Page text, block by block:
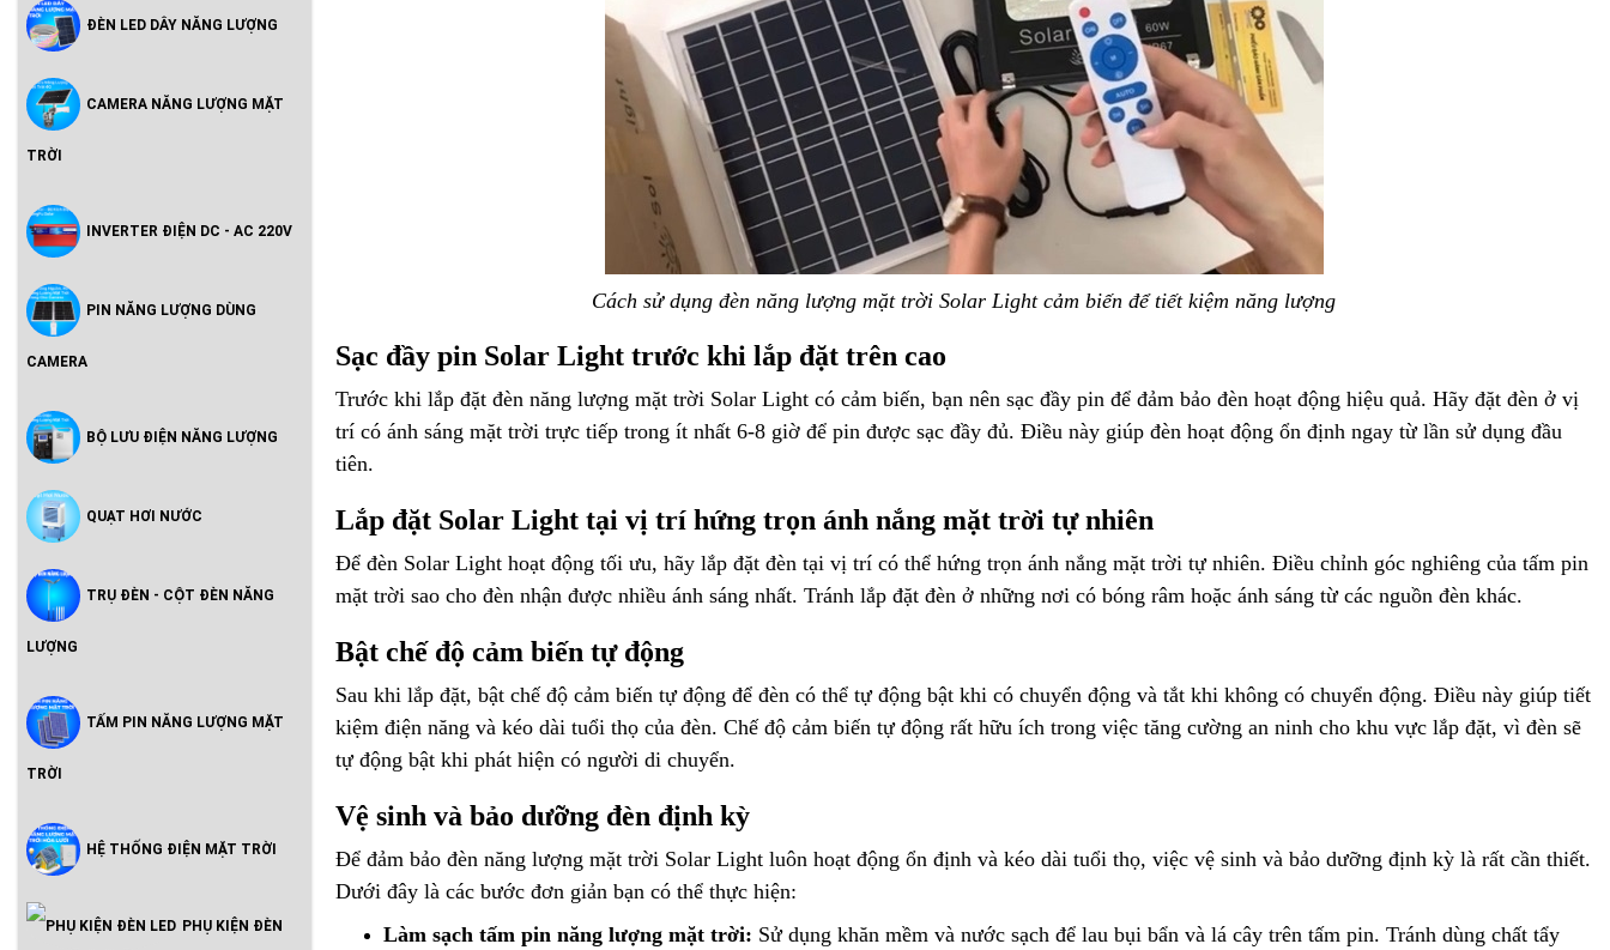
Vườn Cao Cấp Chính Hãng
ĐÈN LED DÂY NĂNG LƯỢNG
CAMERA NĂNG LƯỢNG MẶT
TRỜI
INVERTER ĐIỆN DC - AC 220V
PIN NĂNG LƯỢNG DÙNG
CAMERA
BỘ LƯU ĐIỆN NĂNG LƯỢNG
QUẠT HƠI NƯỚC
TRỤ ĐÈN - CỘT ĐÈN NĂNG
LƯỢNG
TẤM PIN NĂNG LƯỢNG MẶT
TRỜI
HỆ THỐNG ĐIỆN MẶT TRỜI
Inveter Hòa Lưới Có Lưu Trữ -
PHỤ KIỆN ĐÈN
Cách sử dụng đèn năng lượng mặt trời Solar Light cảm biến để tiết kiệm năng lượng
Sạc đầy pin Solar Light trước khi lắp đặt trên cao
Trước khi lắp đặt đèn năng lượng mặt trời Solar Light có cảm biến, bạn nên sạc đầy pin để đảm bảo đèn hoạt động hiệu quả. Hãy đặt đèn ở vị
trí có ánh sáng mặt trời trực tiếp trong ít nhất 6-8 giờ để pin được sạc đầy đủ. Điều này giúp đèn hoạt động ổn định ngay từ lần sử dụng đầu
tiên.
Lắp đặt Solar Light tại vị trí hứng trọn ánh nắng mặt trời tự nhiên
Để đèn Solar Light hoạt động tối ưu, hãy lắp đặt đèn tại vị trí có thể hứng trọn ánh nắng mặt trời tự nhiên. Điều chỉnh góc nghiêng của tấm pin
mặt trời sao cho đèn nhận được nhiều ánh sáng nhất. Tránh lắp đặt đèn ở những nơi có bóng râm hoặc ánh sáng từ các nguồn đèn khác.
Bật chế độ cảm biến tự động
Sau khi lắp đặt, bật chế độ cảm biến tự động để đèn có thể tự động bật khi có chuyển động và tắt khi không có chuyển động. Điều này giúp tiết
kiệm điện năng và kéo dài tuổi thọ của đèn. Chế độ cảm biến tự động rất hữu ích trong việc tăng cường an ninh cho khu vực lắp đặt, vì đèn sẽ
tự động bật khi phát hiện có người di chuyển.
Vệ sinh và bảo dưỡng đèn định kỳ
Để đảm bảo đèn năng lượng mặt trời Solar Light luôn hoạt động ổn định và kéo dài tuổi thọ, việc vệ sinh và bảo dưỡng định kỳ là rất cần thiết.
Dưới đây là các bước đơn giản bạn có thể thực hiện:
Làm sạch tấm pin năng lượng mặt trời: Sử dụng khăn mềm và nước sạch để lau bụi bẩn và lá cây trên tấm pin. Tránh dùng chất tẩy